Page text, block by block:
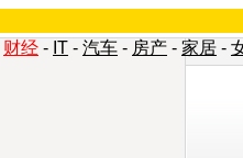
财经 - IT - 汽车 - 房产 - 家居 -